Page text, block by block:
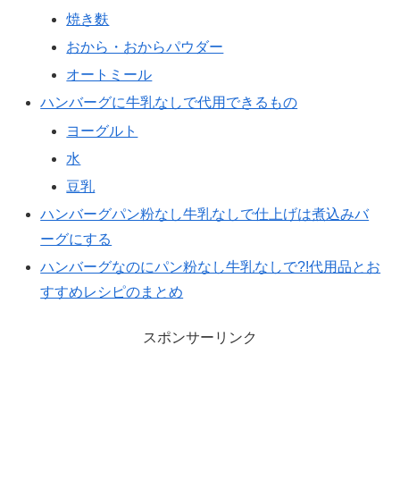
焼き麩
おから・おからパウダー
オートミール
ハンバーグに牛乳なしで代用できるもの
ヨーグルト
水
豆乳
ハンバーグパン粉なし牛乳なしで仕上げは煮込みバ
ーグにする
ハンバーグなのにパン粉なし牛乳なしで?!代用品とお
すすめレシピのまとめ
スポンサーリンク